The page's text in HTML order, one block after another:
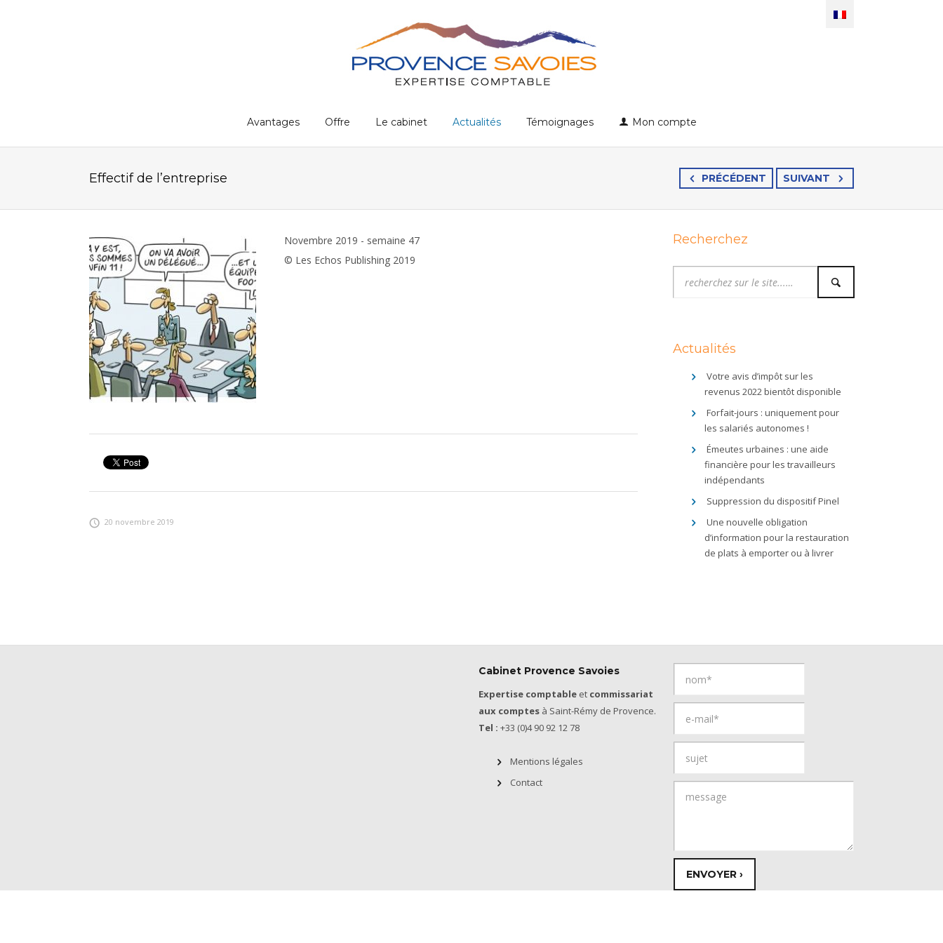
Avantages Offre Le cabinet Actualités Témoignages Mon compte
PRÉCÉDENT SUIVANT
Effectif de l’entreprise
Novembre 2019 - semaine 47
© Les Echos Publishing 2019
20 novembre 2019
Recherchez
Actualités
Votre avis d’impôt sur les
revenus 2022 bientôt disponible
Forfait-jours : uniquement pour
les salariés autonomes !
Émeutes urbaines : une aide
financière pour les travailleurs
indépendants
Suppression du dispositif Pinel
Une nouvelle obligation
d’information pour la restauration
de plats à emporter ou à livrer
Cabinet Provence Savoies
Expertise comptable et commissariat
aux comptes à Saint-Rémy de Provence.
Tel : +33 (0)4 90 92 12 78
Mentions légales
Contact